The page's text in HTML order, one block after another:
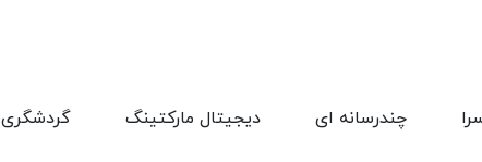
گردشگری دیجیتال مارکتینگ چندرسانه ای